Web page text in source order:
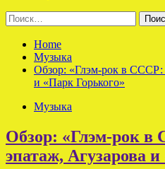
Найти:
Home
Музыка
Обзор: «Глэм-рок в СССР:
и «Парк Горького»
Музыка
Обзор: «Глэм-рок в
эпатаж, Агузарова